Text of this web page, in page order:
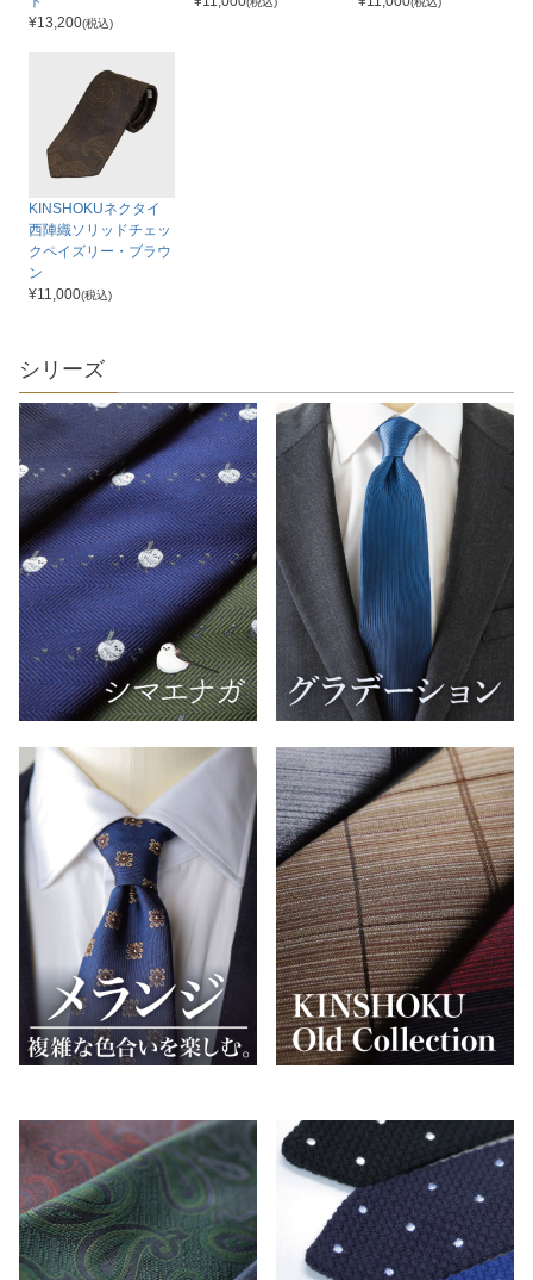
¥13,200(税込)
KINSHOKUネクタイ
西陣織ソリッドチェッ
クペイズリー・ブラウ
ン
¥11,000(税込)
シリーズ